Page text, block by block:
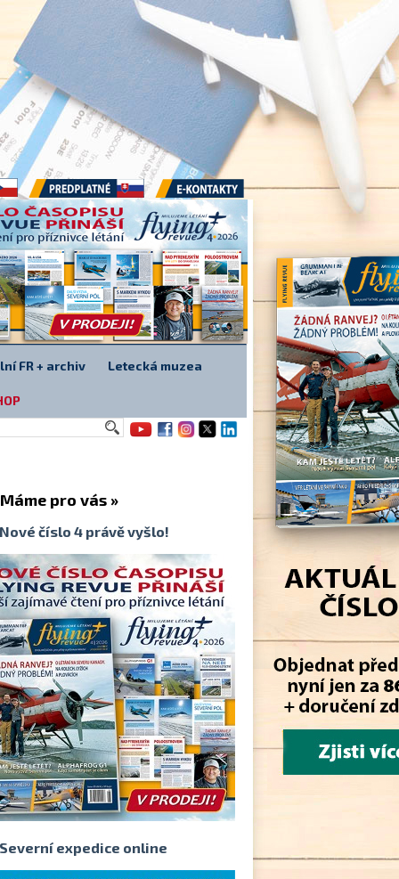
pro vás »
Nové číslo 4 právě vyšlo!
Severní expedice online
Předplatné E-kontakty
FR + archiv Letecká muzea